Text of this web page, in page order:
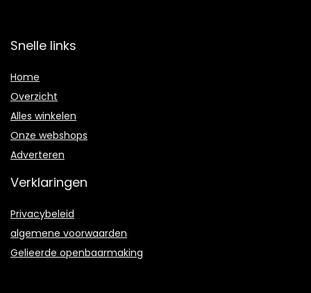
Snelle links
Home
Overzicht
Alles winkelen
Onze webshops
Adverteren
Verklaringen
Privacybeleid
algemene voorwaarden
Gelieerde openbaarmaking